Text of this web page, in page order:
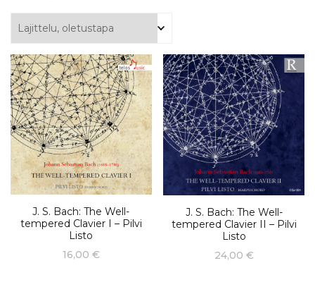
J. S. Bach: The Well-
tempered Clavier I – Pilvi
Listo
16,00 €
J. S. Bach: The Well-
tempered Clavier II – Pilvi
Listo
24,00 €